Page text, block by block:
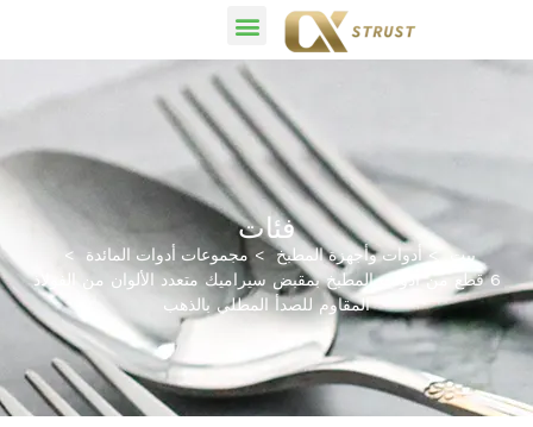
فئات
بيت أدوات وأجهزة المطبخ مجموعات أدوات المائدة
6 قطع من أدوات المطبخ بمقبض سيراميك متعدد الألوان من الفولاذ
المقاوم للصدأ المطلي بالذهب